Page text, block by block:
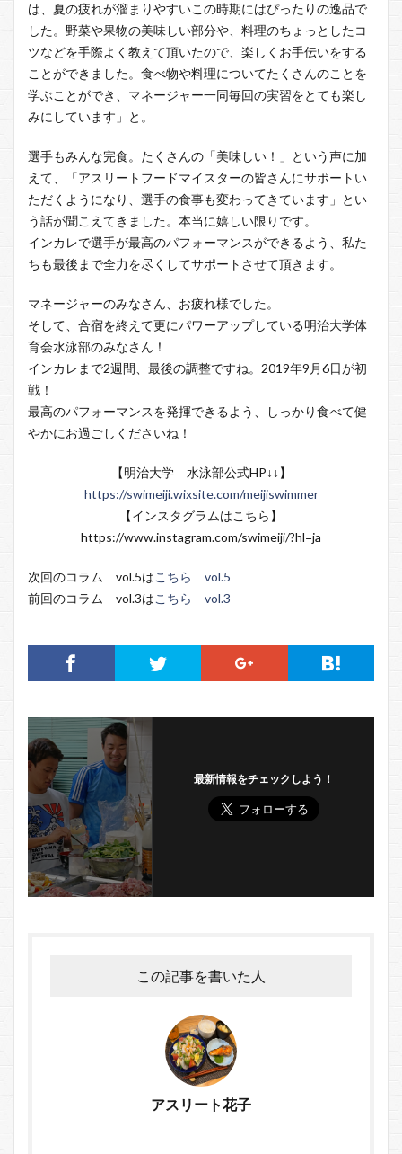
は、夏の疲れが溜まりやすいこの時期にはぴったりの逸品で
した。野菜や果物の美味しい部分や、料理のちょっとしたコ
ツなどを手際よく教えて頂いたので、楽しくお手伝いをする
ことができました。食べ物や料理についてたくさんのことを
学ぶことができ、マネージャー一同毎回の実習をとても楽し
みにしています」と。
選手もみんな完食。たくさんの「美味しい！」という声に加
えて、「アスリートフードマイスターの皆さんにサポートい
ただくようになり、選手の食事も変わってきています」とい
う話が聞こえてきました。本当に嬉しい限りです。
インカレで選手が最高のパフォーマンスができるよう、私た
ちも最後まで全力を尽くしてサポートさせて頂きます。
マネージャーのみなさん、お疲れ様でした。
そして、合宿を終えて更にパワーアップしている明治大学体
育会水泳部のみなさん！
インカレまで2週間、最後の調整ですね。2019年9月6日が初
戦！
最高のパフォーマンスを発揮できるよう、しっかり食べて健
やかにお過ごしくださいね！
【明治大学 水泳部公式HP↓↓】
https://swimeiji.wixsite.com/meijiswimmer
【インスタグラムはこちら】
https://www.instagram.com/swimeiji/?hl=ja
次回のコラム vol.5はこちら vol.5
前回のコラム vol.3はこちら vol.3
最新情報をチェックしよう！
この記事を書いた人
アスリート花子